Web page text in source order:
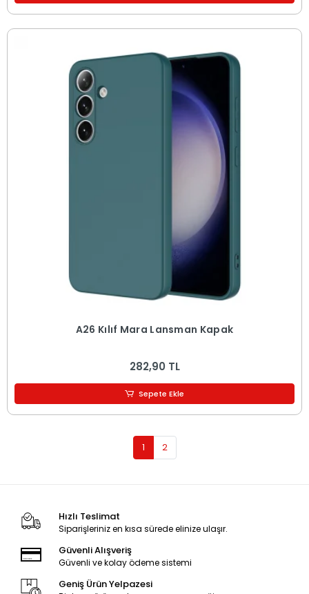
A26 Kılıf Mara Lansman Kapak
282,90 TL
Sepete Ekle
1 2
Hızlı Teslimat
Siparişleriniz en kısa sürede elinize ulaşır.
Güvenli Alışveriş
Güvenli ve kolay ödeme sistemi
Geniş Ürün Yelpazesi